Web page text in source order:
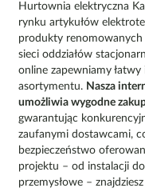
Hurtownia elektryczna
rynku artykułów
produkty
sieci oddziałów
online zapewniamy
asortymentu. Nasza
umożliwia wygodne
gwarantując
zaufanymi dostawcami,
bezpieczeństwo
projektu – od instalacji
przemysłowe –